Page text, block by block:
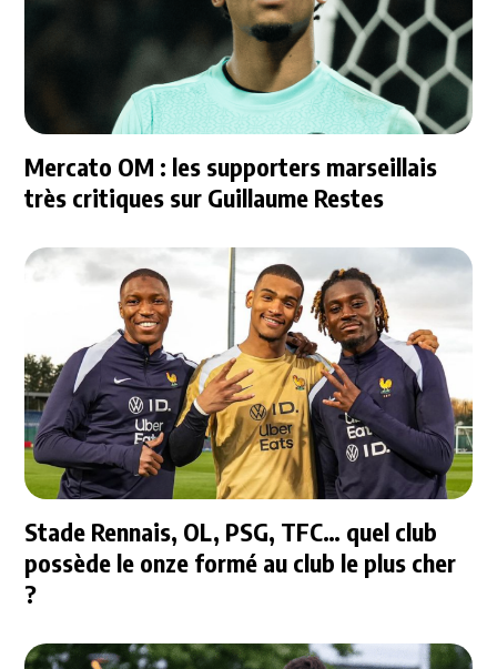
Mercato OM : les supporters marseillais
très critiques sur Guillaume Restes
Stade Rennais, OL, PSG, TFC… quel club
possède le onze formé au club le plus cher
?